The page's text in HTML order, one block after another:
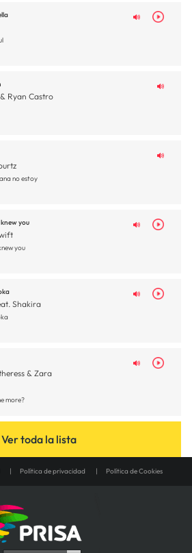
Ryan Castro
no estoy
you
you
Shakira
& Zara
more?
Ver toda la lista
Política de privacidad Política de Cookies